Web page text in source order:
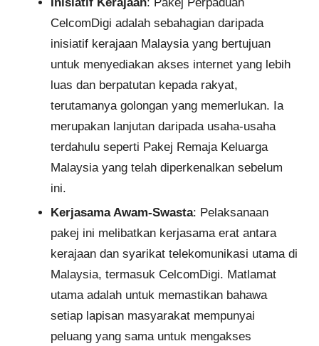
CelcomDigi adalah sebahagian daripada
inisiatif kerajaan Malaysia yang bertujuan
untuk menyediakan akses internet yang lebih
luas dan berpatutan kepada rakyat,
terutamanya golongan yang memerlukan. Ia
merupakan lanjutan daripada usaha-usaha
terdahulu seperti Pakej Remaja Keluarga
Malaysia yang telah diperkenalkan sebelum
ini.
Kerjasama Awam-Swasta: Pelaksanaan
pakej ini melibatkan kerjasama erat antara
kerajaan dan syarikat telekomunikasi utama di
Malaysia, termasuk CelcomDigi. Matlamat
utama adalah untuk memastikan bahawa
setiap lapisan masyarakat mempunyai
peluang yang sama untuk mengakses